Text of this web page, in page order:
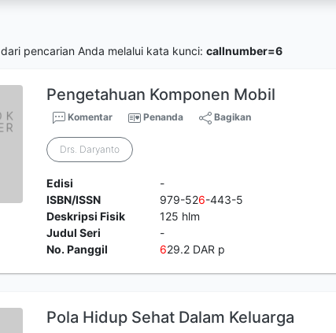
dari pencarian Anda melalui kata kunci: callnumber=6
Pengetahuan Komponen Mobil
Komentar Penanda Bagikan
Drs. Daryanto
Edisi
-
ISBN/ISSN
979-526-443-5
Deskripsi Fisik
125 hlm
Judul Seri
-
No. Panggil
629.2 DAR p
Pola Hidup Sehat Dalam Keluarga